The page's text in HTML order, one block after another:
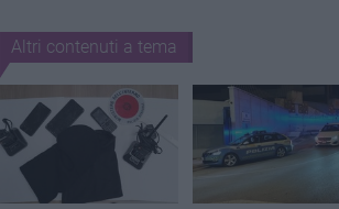
Altri contenuti a tema